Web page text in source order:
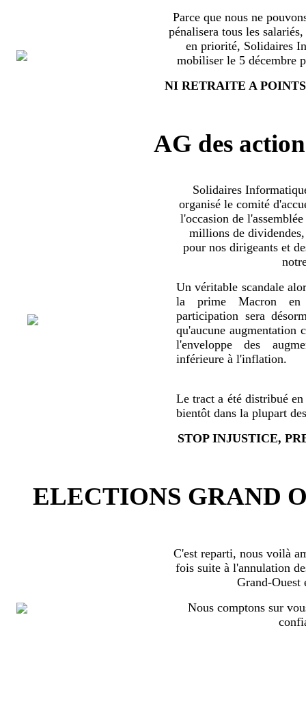
Parce que nous ne
pénalisera tous les
en priorité, Solidaires
mobiliser le 5 décembre
NI RETRAITE A
AG des
Solidaires
organisé le comité
l'occasion de
millions de
pour nos dirigeants et
Un véritable scandale
la prime Macron
participation sera
qu'aucune augmentation
l'enveloppe des
inférieure à l'inflation.
Le tract a été distribué en
bientôt dans la plupart
STOP INJUSTICE,
ELECTIONS GRAND
C'est reparti, nous voilà
fois suite à l'annulation
Grand-Ouest
Nous comptons sur